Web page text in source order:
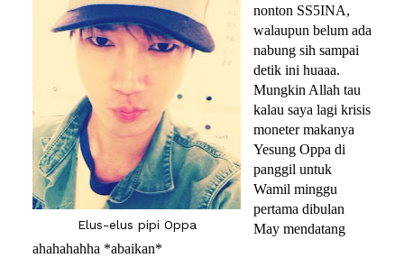
Elus-elus pipi Oppa
nonton SS5INA,
walaupun belum ada
nabung sih sampai
detik ini huaaa.
Mungkin Allah tau
kalau saya lagi krisis
moneter makanya
Yesung Oppa di
panggil untuk
Wamil minggu
pertama dibulan
May mendatang
ahahahahha *abaikan*